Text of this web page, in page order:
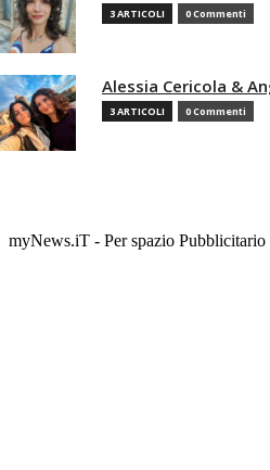
3 ARTICOLI 0 Commenti
Alessia Cericola &
3 ARTICOLI 0 Commenti
myNews.iT - Per spazio